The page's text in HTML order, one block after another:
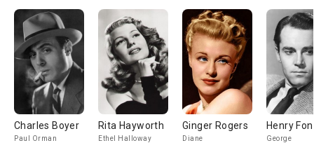
Charles Boyer
Paul Orman
Rita Hayworth
Ethel Halloway
Ginger Rogers
Diane
Henry
George